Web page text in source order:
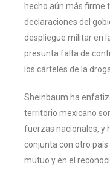
hecho aún más firme
declaraciones del
despliegue militar en
presunta falta de
los cárteles de la
Sheinbaum ha
territorio mexicano
fuerzas nacionales, y
conjunta con otro
mutuo y en el